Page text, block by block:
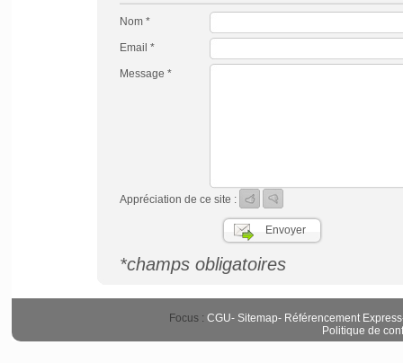
Nom *
Email *
Message *
Appréciation de ce site :
*champs obligatoires
Focus : CGU- Sitemap- Référencement Express
Politique de